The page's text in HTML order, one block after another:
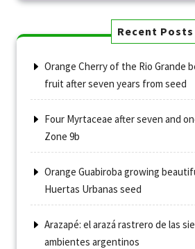
Recent Posts
Orange Cherry of the Rio Grande
fruit after seven years from seed
Four Myrtaceae after seven and
Zone 9b
Orange Guabiroba growing
Huertas Urbanas seed
Arazapé: el arazá rastrero de las
ambientes argentinos